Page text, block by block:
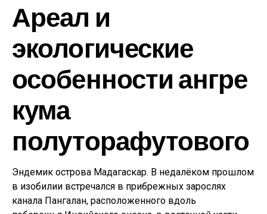
Ареал и
экологические
особенности ангре
кума
полуторафутового
Эндемик острова Мадагаскар. В недалёком прошлом
в изобилии встречался в прибрежных зарослях
канала Пангалан, расположенного вдоль